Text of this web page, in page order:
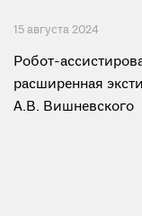
15 августа 2024
Робот-
расширенная
А.В. Вишневского